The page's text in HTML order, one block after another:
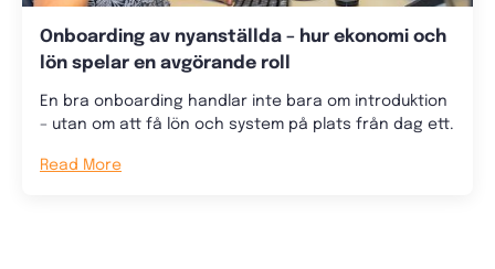
Onboarding av nyanställda – hur ekonomi och
lön spelar en avgörande roll
En bra onboarding handlar inte bara om introduktion
– utan om att få lön och system på plats från dag ett.
Read More